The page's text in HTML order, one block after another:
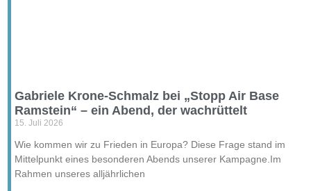
Gabriele Krone-Schmalz bei „Stopp Air Base
Ramstein“ – ein Abend, der wachrüttelt
15. Juli 2026
Wie kommen wir zu Frieden in Europa? Diese Frage stand im
Mittelpunkt eines besonderen Abends unserer Kampagne.Im
Rahmen unseres alljährlichen